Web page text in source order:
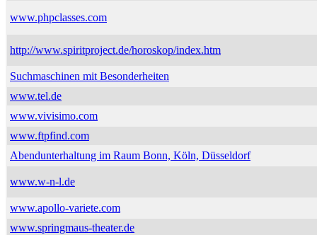
www.phpclasses.com
http://www.spiritproject.de/horoskop/index.htm
Suchmaschinen mit Besonderheiten
www.tel.de
www.vivisimo.com
www.ftpfind.com
Abendunterhaltung im Raum Bonn, Köln, Düsseldorf
www.w-n-l.de
www.apollo-variete.com
www.springmaus-theater.de